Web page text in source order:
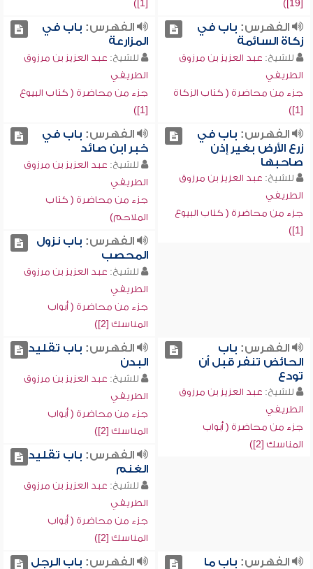
[19])
[1])
الفهرس: باب في
زكاة السائمة
للشيخ: عبد العزيز بن مرزوق
الطريفي
جزء من محاضرة ( كتاب الزكاة
[1])
الفهرس: باب في
المزارعة
للشيخ: عبد العزيز بن مرزوق
الطريفي
جزء من محاضرة ( كتاب البيوع
[1])
الفهرس: باب في
زرع الأرض بغير إذن
صاحبها
للشيخ: عبد العزيز بن مرزوق
الطريفي
جزء من محاضرة ( كتاب البيوع
[1])
الفهرس: باب في
خبر ابن صائد
للشيخ: عبد العزيز بن مرزوق
الطريفي
جزء من محاضرة ( كتاب
الملاحم)
الفهرس: باب نزول
المحصب
للشيخ: عبد العزيز بن مرزوق
الطريفي
جزء من محاضرة ( أبواب
المناسك [2])
الفهرس: باب
الحائض تنفر قبل أن
تودع
للشيخ: عبد العزيز بن مرزوق
الطريفي
جزء من محاضرة ( أبواب
المناسك [2])
الفهرس: باب تقليد
البدن
للشيخ: عبد العزيز بن مرزوق
الطريفي
جزء من محاضرة ( أبواب
المناسك [2])
الفهرس: باب تقليد
الغنم
للشيخ: عبد العزيز بن مرزوق
الطريفي
جزء من محاضرة ( أبواب
المناسك [2])
الفهرس: باب ما
الفهرس: باب الرجل